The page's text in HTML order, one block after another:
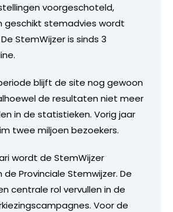
voorgeschoteld,
geschikt stemadvies wordt
StemWijzer is sinds 3
blijft de site nog gewoon
de resultaten niet meer
in de statistieken. Vorig jaar
twee miljoen bezoekers.
wordt de StemWijzer
Provinciale Stemwijzer. De
centrale rol vervullen in de
Voor de